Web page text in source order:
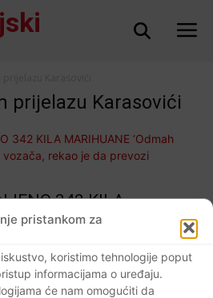
pristankom za
koristimo tehnologije poput
informacijama o uređaju.
će nam omogućiti da
prijelazu Karasovići
342 KILA
smo primijetili
rekao je da prevozi